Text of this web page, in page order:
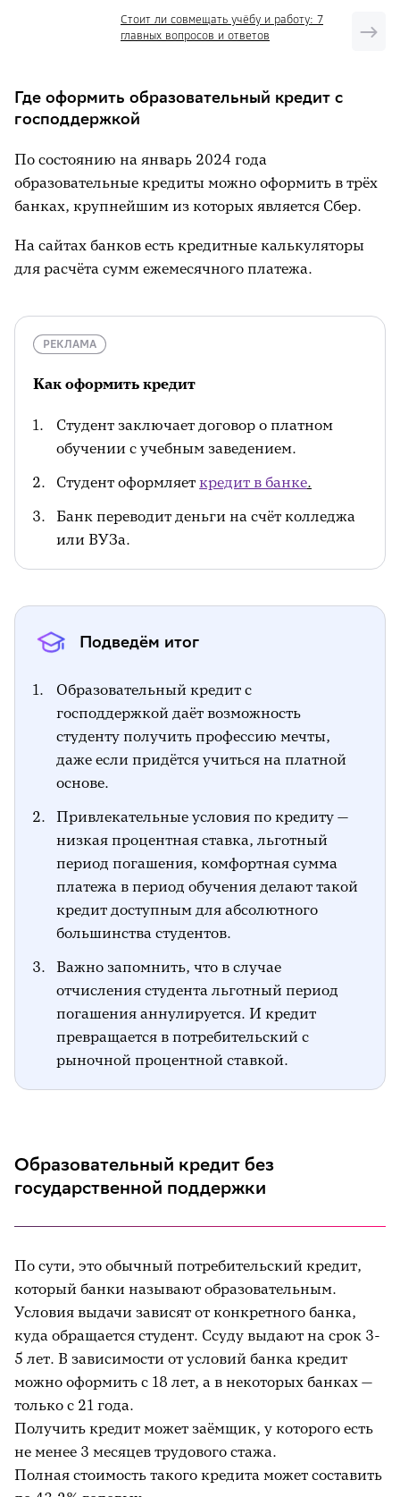
Стоит ли совмещать учёбу и работу: 7
главных вопросов и ответов
Где оформить образовательный кредит с
господдержкой
По состоянию на январь 2024 года
образовательные кредиты можно оформить в трёх
банках, крупнейшим из которых является Сбер.
На сайтах банков есть кредитные калькуляторы
для расчёта сумм ежемесячного платежа.
РЕКЛАМА
Как оформить кредит
Студент заключает договор о платном
обучении с учебным заведением.
Студент оформляет кредит в банке.
Банк переводит деньги на счёт колледжа
или ВУЗа.
Подведём итог
Образовательный кредит с
господдержкой даёт возможность
студенту получить профессию мечты,
даже если придётся учиться на платной
основе.
Привлекательные условия по кредиту —
низкая процентная ставка, льготный
период погашения, комфортная сумма
платежа в период обучения делают такой
кредит доступным для абсолютного
большинства студентов.
Важно запомнить, что в случае
отчисления студента льготный период
погашения аннулируется. И кредит
превращается в потребительский с
рыночной процентной ставкой.
Образовательный кредит без
государственной поддержки
По сути, это обычный потребительский кредит,
который банки называют образовательным.
Условия выдачи зависят от конкретного банка,
куда обращается студент. Ссуду выдают на срок 3-
5 лет. В зависимости от условий банка кредит
можно оформить с 18 лет, а в некоторых банках —
только с 21 года.
Получить кредит может заёмщик, у которого есть
не менее 3 месяцев трудового стажа.
Полная стоимость такого кредита может составить